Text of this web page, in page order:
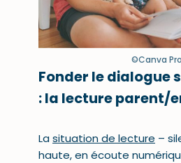
©Canva Pro
Fonder le dialogue
: la lecture parent/
Lasituation de lecture –
haute, en écoute